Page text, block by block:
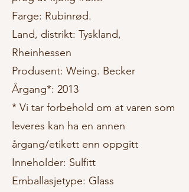
Farge: Rubinrød.
Land, distrikt: Tyskland,
Rheinhessen
Produsent: Weing. Becker
Årgang*: 2013
* Vi tar forbehold om at varen som
leveres kan ha en annen
årgang/etikett enn oppgitt
Inneholder: Sulfitt
Emballasjetype: Glass